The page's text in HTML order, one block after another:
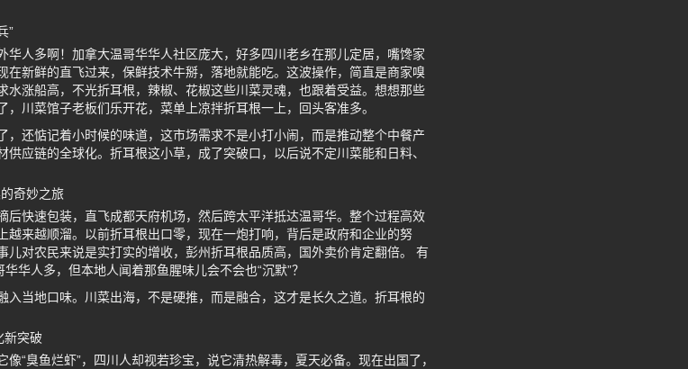
”
人多啊！加拿大温哥华华人社区庞大，好多四川老乡在那儿定居，嘴馋家
在新鲜的直飞过来，保鲜技术牛掰，落地就能吃。这波操作，简直是商家嗅
水涨船高，不光折耳根，辣椒、花椒这些川菜灵魂，也跟着受益。想想那些
川菜馆子老板们乐开花，菜单上凉拌折耳根一上，回头客准多。
，还惦记着小时候的味道，这市场需求不是小打小闹，而是推动整个中餐产
应链的全球化。折耳根这小草，成了突破口，以后说不定川菜能和日料、
奇妙之旅
后快速包装，直飞成都天府机场，然后跨太平洋抵达温哥华。整个过程高效
越来越顺溜。以前折耳根出口零，现在一炮打响，背后是政府和企业的努
儿对农民来说是实打实的增收，彭州折耳根品质高，国外卖价肯定翻倍。 有
华人多，但本地人闻着那鱼腥味儿会不会也“沉默”？
当地口味。川菜出海，不是硬推，而是融合，这才是长久之道。折耳根的
新突破
“臭鱼烂虾”，四川人却视若珍宝，说它清热解毒，夏天必备。现在出国了，